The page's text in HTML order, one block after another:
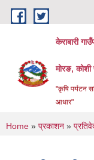
Skip to main content
केराबारी
मोरङ,
"कृषि पर्यटन
आधार"
You are
Home » प्रकाशन »